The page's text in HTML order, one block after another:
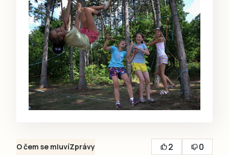
O čem se mluvíZprávy 2
0